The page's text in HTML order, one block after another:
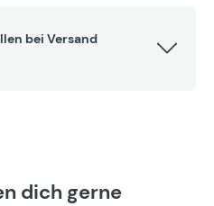
bei Versand
dich gerne